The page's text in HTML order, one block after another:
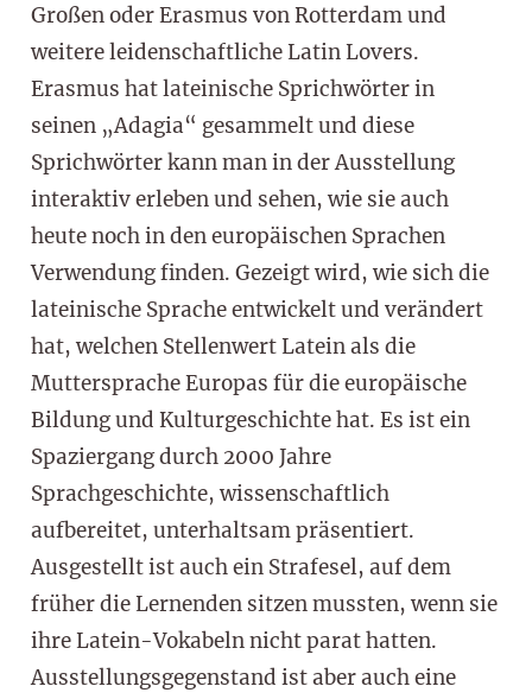
Großen oder Erasmus von Rotterdam und
weitere leidenschaftliche Latin Lovers.
Erasmus hat lateinische Sprichwörter in
seinen „Adagia“ gesammelt und diese
Sprichwörter kann man in der Ausstellung
interaktiv erleben und sehen, wie sie auch
heute noch in den europäischen Sprachen
Verwendung finden. Gezeigt wird, wie sich die
lateinische Sprache entwickelt und verändert
hat, welchen Stellenwert Latein als die
Muttersprache Europas für die europäische
Bildung und Kulturgeschichte hat. Es ist ein
Spaziergang durch 2000 Jahre
Sprachgeschichte, wissenschaftlich
aufbereitet, unterhaltsam präsentiert.
Ausgestellt ist auch ein Strafesel, auf dem
früher die Lernenden sitzen mussten, wenn sie
ihre Latein-Vokabeln nicht parat hatten.
Ausstellungsgegenstand ist aber auch eine